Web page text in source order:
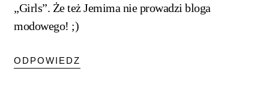
„Girls”. Że też Jemima nie prowadzi bloga
modowego! ;)
ODPOWIEDZ